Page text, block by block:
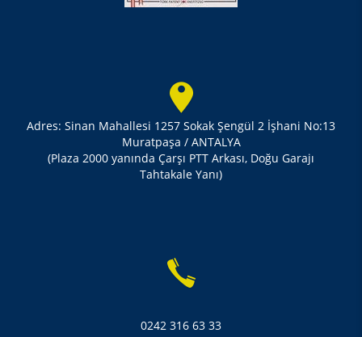
Adres: Sinan Mahallesi 1257 Sokak Şengül 2 İşhani No:13
Muratpaşa / ANTALYA
(Plaza 2000 yanında Çarşı PTT Arkası, Doğu Garajı
Tahtakale Yanı)
0242 316 63 33